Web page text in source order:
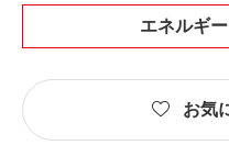
エネルギー
お気